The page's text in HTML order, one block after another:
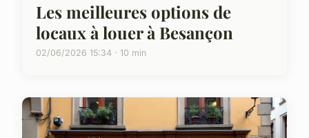
Les meilleures options de
locaux à louer à Besançon
02/06/2026 15:34 · 10 min